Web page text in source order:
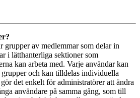
grupper av medlemmar som delar in
i lätthanterliga sektioner som
kan arbeta med. Varje användar kan
och kan tilldelas individuella
det enkelt för administratörer att ändra
användare på samma gång, som till